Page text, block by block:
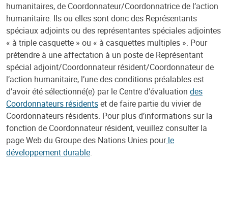
humanitaires, de Coordonnateur/Coordonnatrice de l’action
humanitaire. Ils ou elles sont donc des Représentants
spéciaux adjoints ou des représentantes spéciales adjointes
« à triple casquette » ou « à casquettes multiples ». Pour
prétendre à une affectation à un poste de Représentant
spécial adjoint/Coordonnateur résident/Coordonnateur de
l’action humanitaire, l’une des conditions préalables est
d’avoir été sélectionné(e) par le Centre d’évaluation des
Coordonnateurs résidentset de faire partie du vivier de
Coordonnateurs résidents. Pour plus d’informations sur la
fonction de Coordonnateur résident, veuillez consulter la
page Web du Groupe des Nations Unies pourle
développement durable.